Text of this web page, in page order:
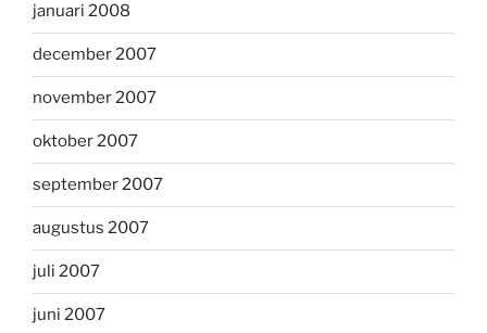
januari 2008
december 2007
november 2007
oktober 2007
september 2007
augustus 2007
juli 2007
juni 2007